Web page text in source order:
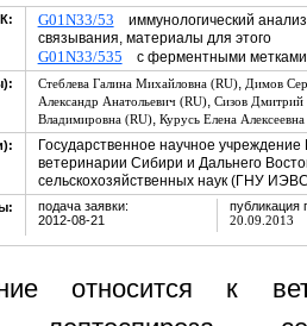
G01N33/53 иммунологический
связывания, материалы для этого
G01N33/535 с ферментными метками
Стеблева Галина Михайловна (RU), Димов
Александр Анатольевич (RU), Сизов Дмитрий
Владимировна (RU), Курусь Елена
Государственное научное
ветеринарии Сибири и Дальнего
сельскохозяйственных наук (ГНУ
подача заявки:
2012-08-21
публикация
20.09.2013
относится к